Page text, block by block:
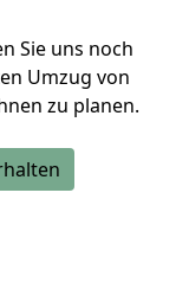
Sie uns noch
Umzug von
zu planen.